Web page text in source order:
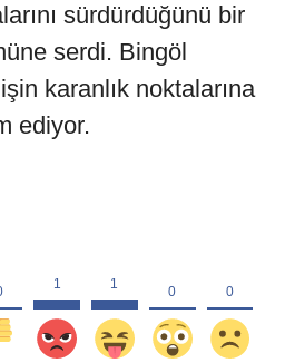
sürdürdüğünü bir
serdi. Bingöl
karanlık noktalarına
ediyor.